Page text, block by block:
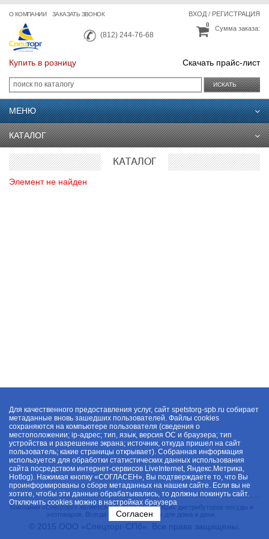
О КОМПАНИИ ЗАКАЗАТЬ ЗВОНОК
(812) 244-76-68
ВХОД/ РЕГИСТРАЦИЯ
Сумма заказа:
0
Купить в розницу Скачать прайс-лист
ИСКАТЬ
МЕНЮ
КАТАЛОГ
КАТАЛОГ
Элемент не найден
Компания «Спецторг» является одним из крупнейших дистрибуторов посуды и
хозтоваров. Всегда в наличии товары для дома и дачи.
© 2015 ООО «Спецторг-СПб». Все права защищены.
Для качественного предоставления услуг, сайт spetstorg-spb.ru собирает
метаданные вновь зашедших пользователей. Файлы cookies
сохраняются на компьютере пользователя (сведения о
местоположении; ip-адрес; тип, язык, версия ОС и браузера; тип
устройства и разрешение экрана; источник, откуда пришел на сайт
пользователь; какие страницы открывает). Собранная информация
используется для обработки статистических данных использования
сайта посредством интернет-сервисов LiveInternet, Яндекс.Метрика,
Hotlog). Нажимая кнопку «СОГЛАСЕН», Вы подтверждаете то, что Вы
проинформированы о сборе метаданных на нашем сайте. Если вы не
хотите, чтобы эти данные обрабатывались, то должны покинуть сайт.
Отключить cookies можно в настройках браузера
Согласен